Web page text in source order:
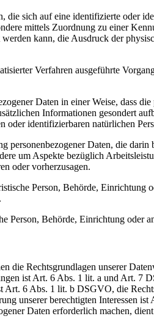
die sich auf eine identifizierte oder
mittels Zuordnung zu einer
kann, die Ausdruck der
Verfahren ausgeführte
Daten in einer Weise, dass
Informationen gesondert
oder identifizierbaren natürlichen
personenbezogener Daten, die
um Aspekte bezüglich
oder vorherzusagen.
Person, Behörde, Einrichtung
Person, Behörde, Einrichtung oder
die Rechtsgrundlagen unserer
ist Art. 6 Abs. 1 lit. a und Art. 7
Art. 6 Abs. 1 lit. b DSGVO, die
unserer berechtigten Interessen
Daten erforderlich machen,